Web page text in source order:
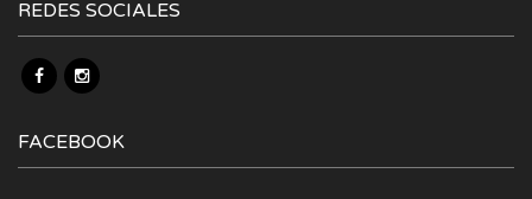
REDES SOCIALES
FACEBOOK